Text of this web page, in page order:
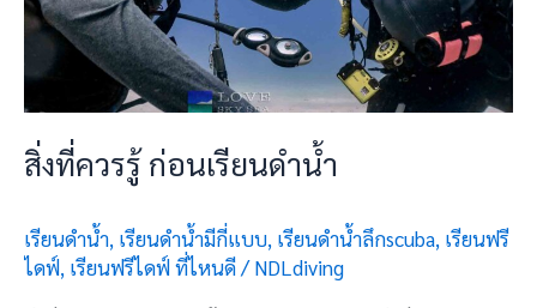
สิ่งที่ควรรู้ ก่อนเรียนดำน้ำ
เรียนดำน้ำ, เรียนดำน้ำมีกี่แบบ, เรียนดำน้ำลึกscuba, เรียนฟรี
ไดฟ์, เรียนฟรีไดฟ์ ที่ไหนดี/NDLdiving